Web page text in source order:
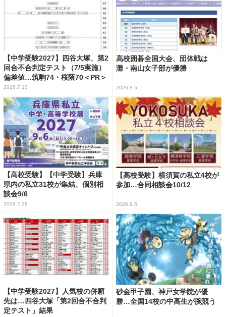
【中学受験2027】四谷大塚、第2
回合不合判定テスト（7/5実施）
偏差値…筑駒74・桜蔭70＜PR＞
2026.7.10
高校囲碁全国大会、団体戦は
灘・南山女子部が優勝
2026.8.5
【高校受験】【中学受験】兵庫
県内の私立31校が集結、個別相
談会9/6
2026.7.28
【高校受験】横須賀の私立4校が
参加…合同相談会10/12
2026.8.5
【中学受験2027】人気校の併願
先は…四谷大塚「第2回合不合判
定テスト」結果
砂金甲子園、神戸女学院が優
勝…全国14校の中高生が腕競う